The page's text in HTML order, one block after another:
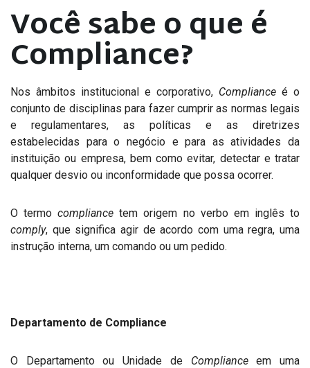
Você sabe o que é
Compliance?
Nos âmbitos institucional e corporativo, Compliance é o
conjunto de disciplinas para fazer cumprir as normas legais
e regulamentares, as políticas e as diretrizes
estabelecidas para o negócio e para as atividades da
instituição ou empresa, bem como evitar, detectar e tratar
qualquer desvio ou inconformidade que possa ocorrer.
O termocompliance tem origem no verbo em inglês to
comply, que significa agir de acordo com uma regra, uma
instrução interna, um comando ou um pedido.
Departamento de Compliance
O Departamento ou Unidade de Complianceem uma